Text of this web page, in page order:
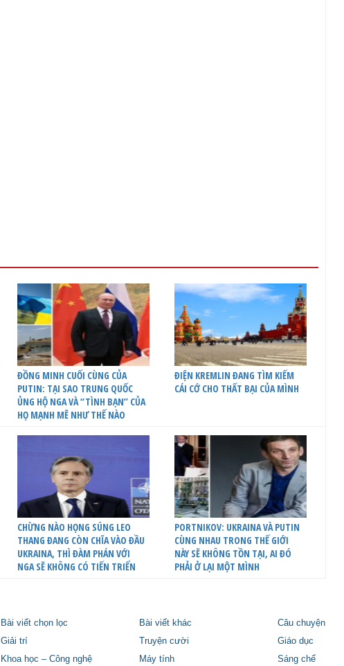
ĐỒNG MINH CUỐI CÙNG CỦA
PUTIN: TẠI SAO TRUNG QUỐC
ỦNG HỘ NGA VÀ “TÌNH BẠN” CỦA
HỌ MẠNH MẼ NHƯ THẾ NÀO
ĐIỆN KREMLIN ĐANG TÌM KIẾM
CÁI CỚ CHO THẤT BẠI CỦA MÌNH
CHỪNG NÀO HỌNG SÚNG LEO
THANG ĐANG CÒN CHĨA VÀO ĐẦU
UKRAINA, THÌ ĐÀM PHÁN VỚI
NGA SẼ KHÔNG CÓ TIẾN TRIỂN
PORTNIKOV: UKRAINA VÀ PUTIN
CÙNG NHAU TRONG THẾ GIỚI
NÀY SẼ KHÔNG TỒN TẠI, AI ĐÓ
PHẢI Ở LẠI MỘT MÌNH
Bài viết chọn lọc Bài viết khác Câu chuyện
Giải trí Truyện cười Giáo dục
Khoa học – Công nghệ Máy tính Sáng chế